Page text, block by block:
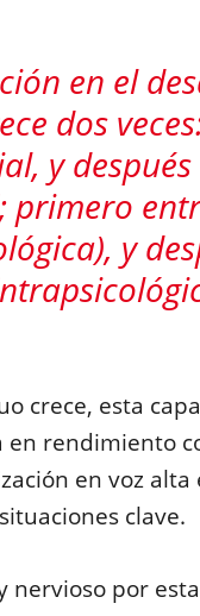
en el
dos
y
primero
y
crece, esta
rendimiento
en voz
clave.
nervioso por